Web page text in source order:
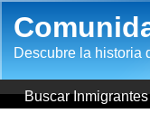
Descubre la historia
Buscar Inmigrantes